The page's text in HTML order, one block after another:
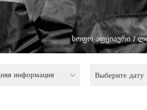
информация